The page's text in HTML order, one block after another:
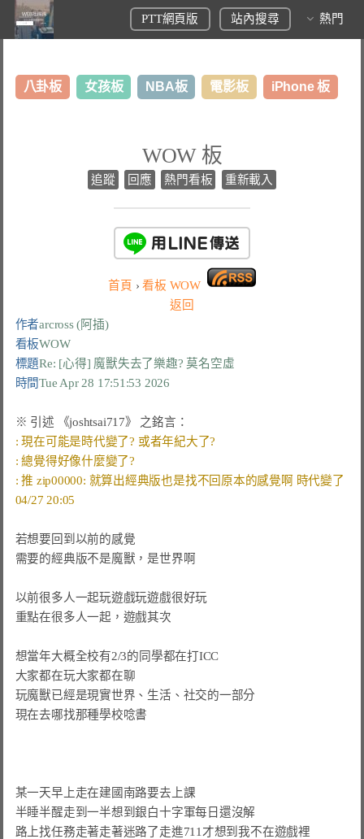
PTT網頁版 站內搜尋 熱門
八卦板 女孩板 NBA板 電影板 iPhone 板
WOW 板
追蹤 回應 熱門看板 重新載入
首頁 › 看板 WOW
返回
作者arcross (阿插)
看板WOW
標題Re: [心得] 魔獸失去了樂趣? 莫名空虛
時間Tue Apr 28 17:51:53 2026
※ 引述 《joshtsai717》 之銘言：
: 現在可能是時代變了? 或者年紀大了?
: 總覺得好像什麼變了?
: 推 zip00000: 就算出經典版也是找不回原本的感覺啊 時代變了
04/27 20:05
若想要回到以前的感覺
需要的經典版不是魔獸，是世界啊
以前很多人一起玩遊戲玩遊戲很好玩
重點在很多人一起，遊戲其次
想當年大概全校有2/3的同學都在打ICC
大家都在玩大家都在聊
玩魔獸已經是現實世界、生活、社交的一部分
現在去哪找那種學校唸書
某一天早上走在建國南路要去上課
半睡半醒走到一半想到銀白十字軍每日還沒解
路上找任務走著走著迷路了走進711才想到我不在遊戲裡